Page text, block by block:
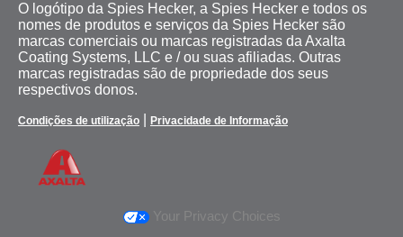
O logótipo da Spies Hecker, a Spies Hecker e todos os
nomes de produtos e serviços da Spies Hecker são
marcas comerciais ou marcas registradas da Axalta
Coating Systems, LLC e / ou suas afiliadas. Outras
marcas registradas são de propriedade dos seus
respectivos donos.
Condições de utilização Privacidade de Informação
Your Privacy Choices